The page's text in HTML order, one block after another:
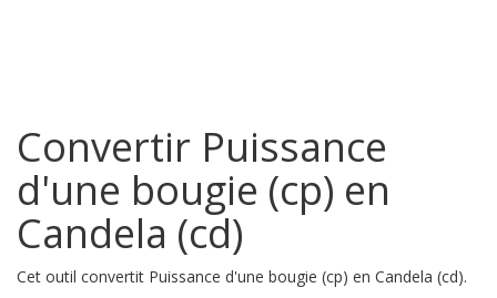
Convertir Puissance
d'une bougie (cp) en
Candela (cd)
Cet outil convertit Puissance d'une bougie (cp) en Candela (cd).